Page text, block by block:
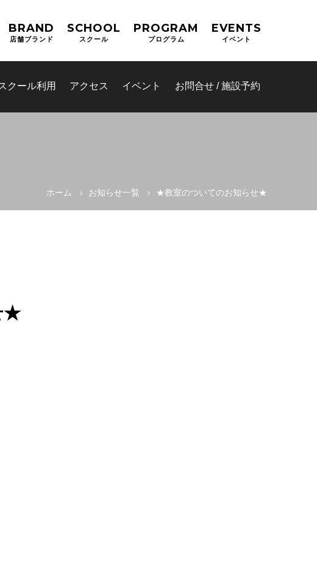
BRAND
店舗ブランド
SCHOOL
スクール
PROGRAM
プログラム
EVENTS
イベント
クール利用 アクセス イベント お問合せ / 施設予約
ホーム お知らせ一覧 ★教室のついてのお知らせ★
★